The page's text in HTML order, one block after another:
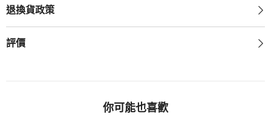
退換貨政策
評價
你可能也喜歡